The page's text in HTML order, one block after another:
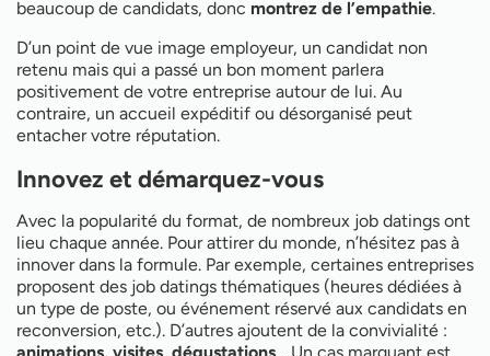
beaucoup de candidats, donc montrez de l’empathie.
D’un point de vue image employeur, un candidat non
retenu mais qui a passé un bon moment parlera
positivement de votre entreprise autour de lui. Au
contraire, un accueil expéditif ou désorganisé peut
entacher votre réputation.
Innovez et démarquez-vous
Avec la popularité du format, de nombreux job datings ont
lieu chaque année. Pour attirer du monde, n’hésitez pas à
innover dans la formule. Par exemple, certaines entreprises
proposent des job datings thématiques (heures dédiées à
un type de poste, ou événement réservé aux candidats en
reconversion, etc.). D’autres ajoutent de la convivialité :